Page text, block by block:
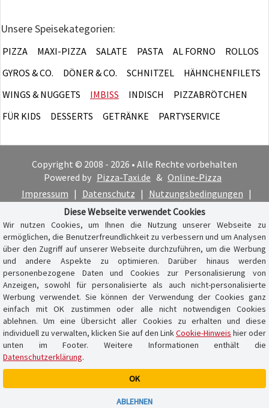
Warenkorb ist leer
Unsere Speisekategorien:
PIZZA MAXI-PIZZA SALATE PASTA AL FORNO
ROLLOS
GYROS & CO.
DÖNER & CO. SCHNITZEL
HÄHNCHENFILETS
WINGS & NUGGETS
IMBISS INDISCH
PIZZABRÖTCHEN
FÜR KIDS
DESSERTS GETRÄNKE PARTYSERVICE
Copyright © 2008 - 2026 • Alle Rechte vorbehalten
Powered by Pizza-Taxi.de & Online-Pizza
Impressum | Datenschutz | Nutzungsbedingungen |
Cookie-Hinweis
Diese Webseite verwendet Cookies
Wir nutzen Cookies, um Ihnen die Nutzung unserer Webseite zu
ermöglichen, die Benutzerfreundlichkeit zu verbessern und um Analysen
über den Zugriff auf unserer Webseite durchzuführen, um die Werbung
und andere Aspekte zu optimieren. Darüber hinaus werden
personenbezogene Daten und Cookies zur Personalisierung von
Anzeigen, sowohl für personalisierte als auch nicht-personalisierte
Werbung verwendet. Sie können der Verwendung der Cookies ganz
einfach mit OK zustimmen oder alle nicht notwendigen Cookies
ablehnen. Um eine Übersicht aller Cookies zu erhalten und diese
individuell zu verwalten, klicken Sie auf den LinkCookie-Hinweis hier oder
unten im Footer. Weitere Informationen enthält die
Datenschutzerklärung.
OK
ABLEHNEN